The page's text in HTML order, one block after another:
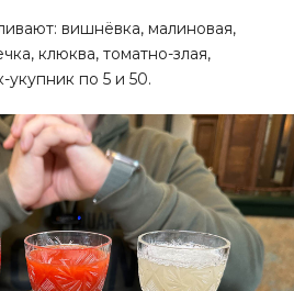
вишнёвка, малиновая,
клюква, томатно-злая,
укупник по 5 и 50.